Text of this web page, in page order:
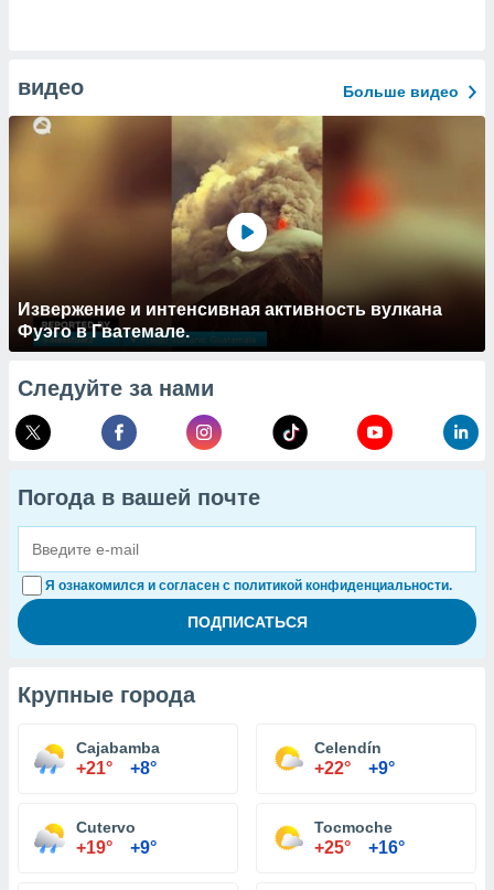
видео Больше видео
Извержение и интенсивная активность вулкана
Фуэго в Гватемале.
Следуйте за нами
Погода в вашей почте
Я ознакомился и согласен с политикой конфиденциальности.
Крупные города
Cajabamba
+21° +8°
Celendín
+22° +9°
Cutervo
+19° +9°
Tocmoche
+25° +16°